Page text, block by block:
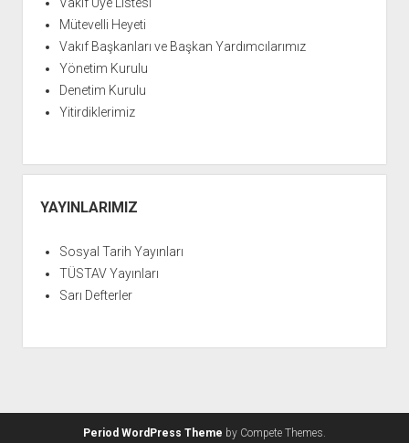
Mütevelli Heyeti
Vakıf Başkanları ve Başkan Yardımcılarımız
Yönetim Kurulu
Denetim Kurulu
Yitirdiklerimiz
YAYINLARIMIZ
Sosyal Tarih Yayınları
TÜSTAV Yayınları
Sarı Defterler
Period WordPress Theme by Compete Themes.